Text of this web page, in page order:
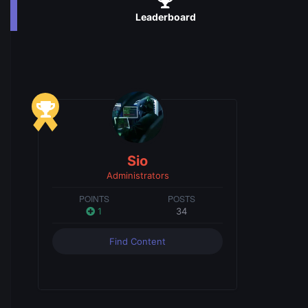
Leaderboard
Sio
Administrators
POINTS
1
POSTS
34
Find Content